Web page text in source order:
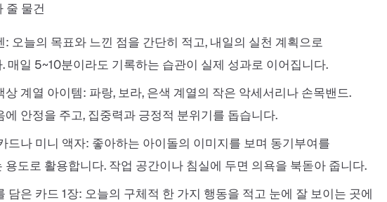
줄 물건
: 오늘의 목표와 느낀 점을 간단히 적고, 내일의 실천 계획으로
매일 5~10분이라도 기록하는 습관이 실제 성과로 이어집니다.
상 계열 아이템: 파랑, 보라, 은색 계열의 작은 악세서리나 손목밴드.
에 안정을 주고, 집중력과 긍정적 분위기를 돕습니다.
드나 미니 액자: 좋아하는 아이돌의 이미지를 보며 동기부여를
용도로 활용합니다. 작업 공간이나 침실에 두면 의욕을 북돋아 줍니다.
담은 카드 1장: 오늘의 구체적 한 가지 행동을 적고 눈에 잘 보이는 곳에